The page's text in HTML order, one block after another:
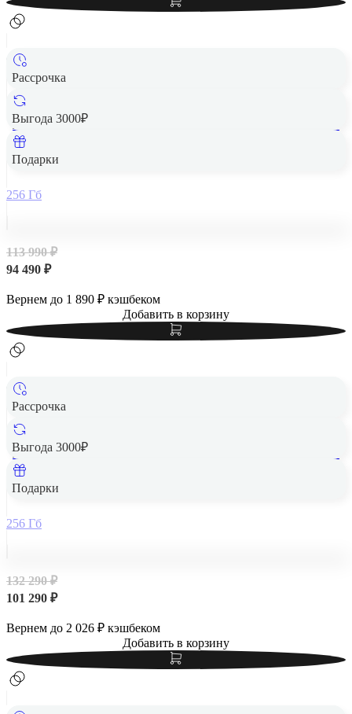
Рассрочка
Выгода 3000₽
Подарки
Apple iPad Air 13" (M2, 2024, 6 gen) Wi-Fi + Cellular 256Gb
256 Гб
113 990 ₽
94 490 ₽
Вернем до 1 890 ₽ кэшбеком
Добавить в корзину
Рассрочка
Выгода 3000₽
Подарки
Apple iPad Air 13" (M2, 2024, 6 gen) Wi-Fi + Cellular 256Gb
256 Гб
132 290 ₽
101 290 ₽
Вернем до 2 026 ₽ кэшбеком
Добавить в корзину